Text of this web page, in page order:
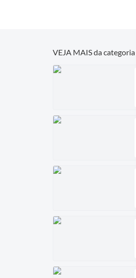
VEJA MAIS da categoria